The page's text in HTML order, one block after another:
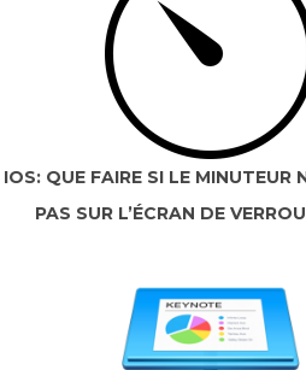
IOS: QUE FAIRE SI LE MINUTEUR
PAS SUR L’ÉCRAN DE